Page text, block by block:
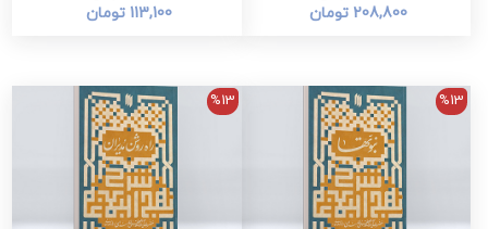
208,800 تومان 113,100 تومان
%13
%13